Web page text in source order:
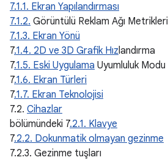
7.1.1. Ekran Yapılandırması
7.1.2. Görüntülü Reklam Ağı Metrikleri
7.1.3. Ekran Yönü
7.1.4. 2D ve 3D Grafik Hızlandırma
7.1.5. Eski Uygulama Uyumluluk Modu
7.1.6. Ekran Türleri
7.1.7. Ekran Teknolojisi
7.2. Cihazlar
bölümündeki 7.2.1. Klavye
7.2.2. Dokunmatik olmayan gezinme
7.2.3. Gezinme tuşları